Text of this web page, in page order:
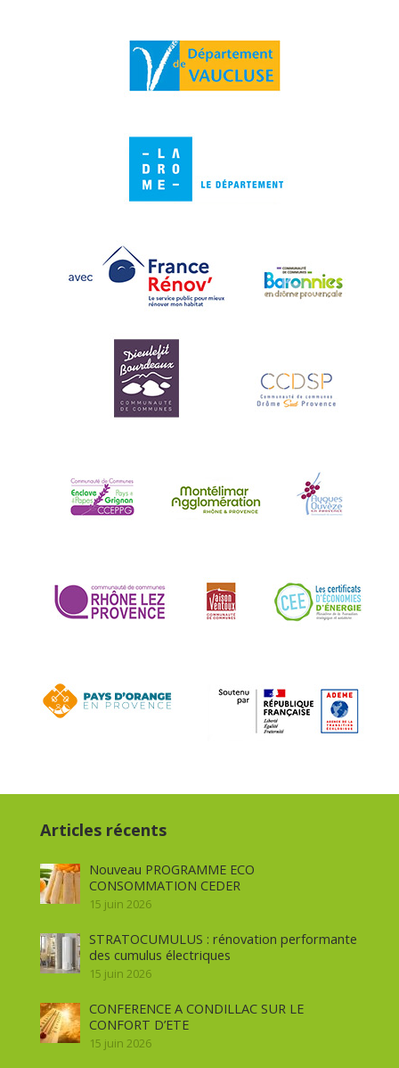
Articles récents
Nouveau PROGRAMME ECO
CONSOMMATION CEDER
15 juin 2026
STRATOCUMULUS : rénovation performante
des cumulus électriques
15 juin 2026
CONFERENCE A CONDILLAC SUR LE
CONFORT D’ETE
15 juin 2026